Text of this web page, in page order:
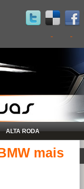
ALTA RODA
mais